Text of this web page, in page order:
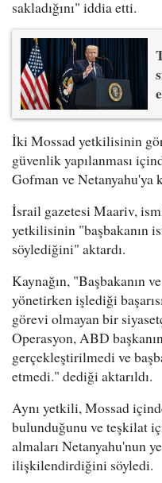
sakladığını" iddia etti.
İki Mossad yetkilisinin
güvenlik yapılanması
Gofman ve Netanyahu'ya
İsrail gazetesi Maariv,
yetkilisinin "başbakanın
söylediğini" aktardı.
Kaynağın, "Başbakanın
yönetirken işlediği
görevi olmayan bir
Operasyon, ABD
gerçekleştirilmedi ve
etmedi." dediği aktarıldı.
Aynı yetkili, Mossad
bulunduğunu ve teşkilat
almaları Netanyahu'nun
ilişkilendirdiğini söyledi.